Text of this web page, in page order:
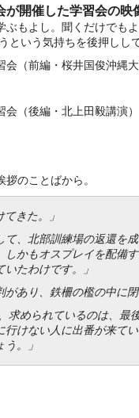
が開催した学習会の映
ぶもよし。聞くだけでも
という気持ちを後押しし
会（前編・桜井国俊沖縄
会（後編・北上田毅講演）
のことばから。
きた。」
て、北部訓練場の返還を
しかもオスプレイを配備
たわけです。」
があり、鉄柵の檻の中に
求められているのは、最
けない人に出番が来て
。」